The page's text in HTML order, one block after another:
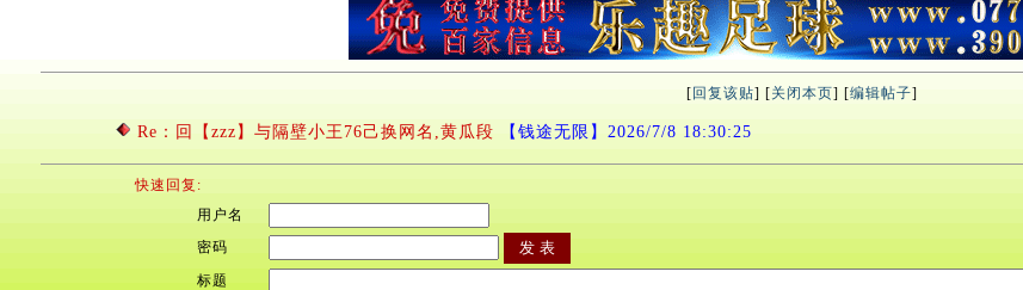
[ 回复该贴] [关闭本页] [编辑帖子]
Re：回【zzz】与隔壁小王76己换网名,黄瓜段 【钱途无限】2026/7/8 18:30:25
快速回复:
用户名
密码
标题